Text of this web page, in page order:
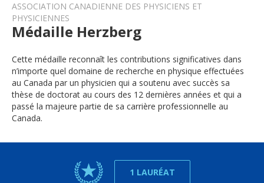
ASSOCIATION CANADIENNE DES PHYSICIENS ET
PHYSICIENNES
Médaille Herzberg
Cette médaille reconnaît les contributions significatives dans
n’importe quel domaine de recherche en physique effectuées
au Canada par un physicien qui a soutenu avec succès sa
thèse de doctorat au cours des 12 dernières années et qui a
passé la majeure partie de sa carrière professionnelle au
Canada.
1 LAURÉAT